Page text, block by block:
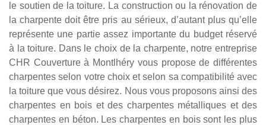
le soutien de la toiture. La construction ou la rénovation de
la charpente doit être pris au sérieux, d’autant plus qu’elle
représente une partie assez importante du budget réservé
à la toiture. Dans le choix de la charpente, notre entreprise
CHR Couverture à Montlhéry vous propose de différentes
charpentes selon votre choix et selon sa compatibilité avec
la toiture que vous désirez. Nous vous proposons ainsi des
charpentes en bois et des charpentes métalliques et des
charpentes en béton. Les charpentes en bois sont les plus